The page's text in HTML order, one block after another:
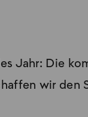
Jahr: Die
wir den